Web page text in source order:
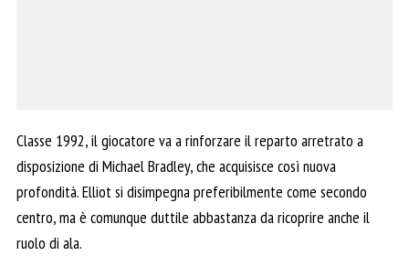
Classe 1992, il giocatore va a rinforzare il reparto arretrato a
disposizione di Michael Bradley, che acquisisce così nuova
profondità. Elliot si disimpegna preferibilmente come secondo
centro, ma è comunque duttile abbastanza da ricoprire anche il
ruolo di ala.